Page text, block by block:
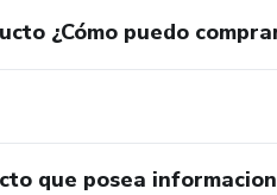
¿Cómo puedo
que posea